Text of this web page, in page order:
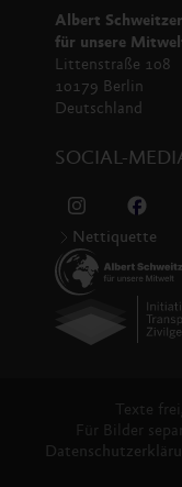
Albert
für unsere
Littenstraße 108
10179 Berlin
Deutschland
SOCIAL-
Nettiquette
Texte
Für Bilder